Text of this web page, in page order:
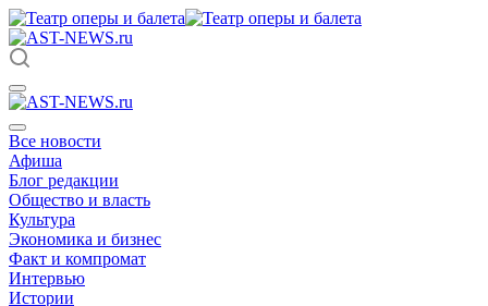
Все новости
Афиша
Блог редакции
Общество и власть
Культура
Экономика и бизнес
Факт и компромат
Интервью
Истории